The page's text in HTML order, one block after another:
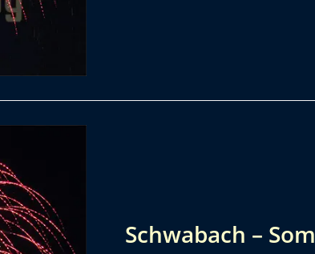
Schwabach –